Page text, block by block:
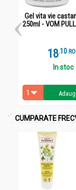
Gel vita vie
250ml - VOM
18.1
In stoc
CUMPARATE